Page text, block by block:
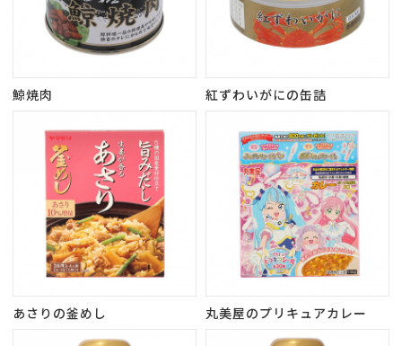
鯨焼肉 紅ずわいがにの缶詰
あさりの釜めし 丸美屋のプリキュアカレー